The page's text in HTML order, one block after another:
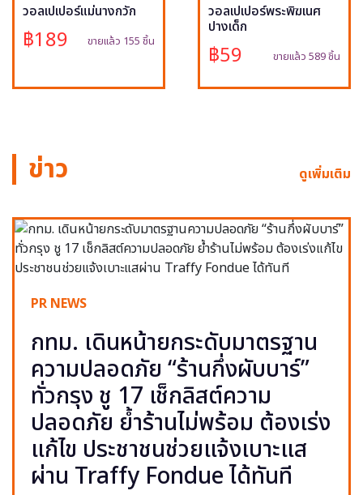
วอลเปเปอร์แม่นางกวัก
฿189 ขายแล้ว 155 ชิ้น
วอลเปเปอร์พระพิฆเนศ
ปางเด็ก
฿59 ขายแล้ว 589 ชิ้น
ข่าว ดูเพิ่มเติม
PR NEWS
กทม. เดินหน้ายกระดับมาตรฐาน
ความปลอดภัย “ร้านกึ่งผับบาร์”
ทั่วกรุง ชู 17 เช็กลิสต์ความ
ปลอดภัย ย้ำร้านไม่พร้อม ต้องเร่ง
แก้ไข ประชาชนช่วยแจ้งเบาะแส
ผ่าน Traffy Fondue ได้ทันที